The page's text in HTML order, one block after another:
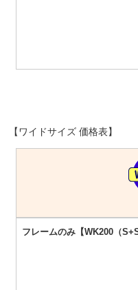
【ワイドサイズ 価格表】